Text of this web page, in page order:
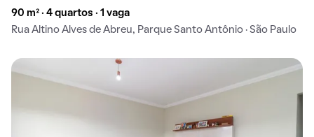
90 m² · 4 quartos · 1 vaga
Rua Altino Alves de Abreu, Parque Santo Antônio · São Paulo